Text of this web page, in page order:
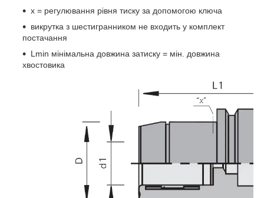
x = регулювання рівня тиску за допомогою ключа
викрутка з шестигранником не входить у комплект
постачання
Lmin мінімальна довжина затиску = мін. довжина
хвостовика